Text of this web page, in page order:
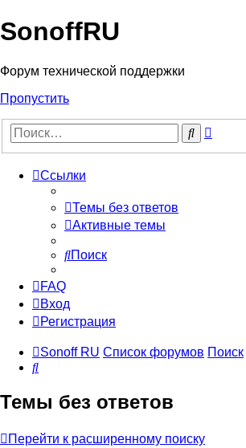
SonoffRU
Форум технической поддержки
Пропустить
Поиск
Ссылки
Темы без ответов
Активные темы
Поиск
FAQ
Вход
Регистрация
Sonoff RU Список форумов Поиск
Поиск
Темы без ответов
Перейти к расширенному поиску